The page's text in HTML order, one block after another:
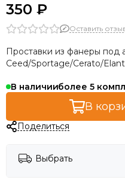
350 ₽
Оставить
Проставки из фанеры под
Ceed/Sportage/Cerato/
В наличииболее 5
В
Поделиться
Выбрать